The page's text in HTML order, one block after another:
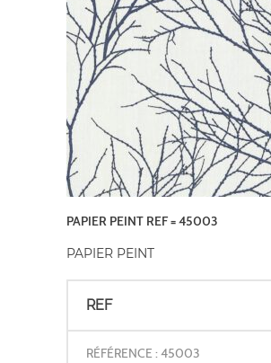
PAPIER PEINT REF = 45003
PAPIER PEINT
REF
RÉFÉRENCE : 45003